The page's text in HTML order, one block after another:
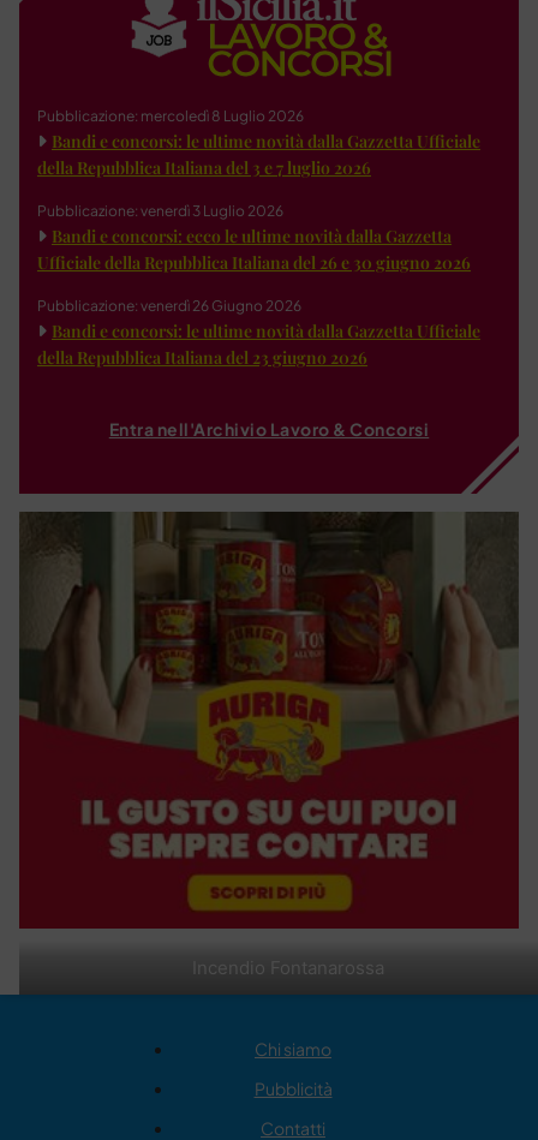
Incendio Fontanarossa
Pubblicazione: mercoledì 8 Luglio 2026
Bandi e concorsi: le ultime novità dalla Gazzetta Ufficiale
della Repubblica Italiana del 3 e 7 luglio 2026
Pubblicazione: venerdì 3 Luglio 2026
Bandi e concorsi: ecco le ultime novità dalla Gazzetta
Ufficiale della Repubblica Italiana del 26 e 30 giugno 2026
Pubblicazione: venerdì 26 Giugno 2026
Bandi e concorsi: le ultime novità dalla Gazzetta Ufficiale
della Repubblica Italiana del 23 giugno 2026
Entra nell'Archivio Lavoro & Concorsi
Chi siamo
Pubblicità
Contatti